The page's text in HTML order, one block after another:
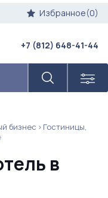
Избранное(0)
+7 (812) 648-41-44
бизнес
Гостиницы,
в